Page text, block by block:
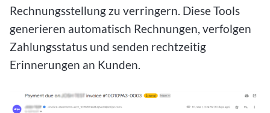
Rechnungsstellung zu verringern. Diese Tools
generieren automatisch Rechnungen, verfolgen
Zahlungsstatus und senden rechtzeitig
Erinnerungen an Kunden.